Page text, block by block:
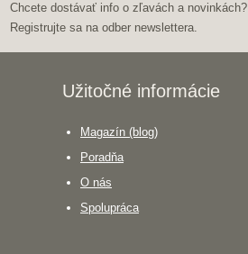
Chcete dostávať info o zľavách a novinkách?
Registrujte sa na odber newslettera.
Užitočné informácie
Magazín (blog)
Poradňa
O nás
Spolupráca